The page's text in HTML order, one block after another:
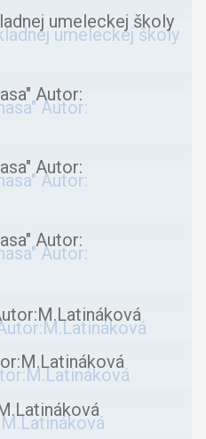
umeleckej školy
Autor:
Autor:
Autor: